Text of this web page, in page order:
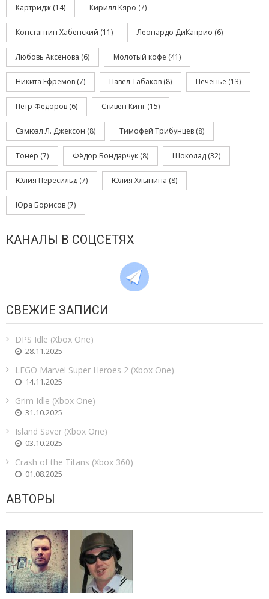
Картридж (14) Кирилл Кяро (7)
Константин Хабенский (11) Леонардо ДиКаприо (6)
Любовь Аксенова (6) Молотый кофе (41)
Никита Ефремов (7) Павел Табаков (8) Печенье (13)
Пётр Фёдоров (6) Стивен Кинг (15)
Сэмюэл Л. Джексон (8) Тимофей Трибунцев (8)
Тонер (7) Фёдор Бондарчук (8) Шоколад (32)
Юлия Пересильд (7) Юлия Хлынина (8)
Юра Борисов (7)
КАНАЛЫ В СОЦСЕТЯХ
СВЕЖИЕ ЗАПИСИ
DPS Idle (Xbox One)
28.11.2025
LEGO Marvel Super Heroes 2 (Xbox One)
14.11.2025
Grim Idle (Xbox One)
31.10.2025
Island Saver (Xbox One)
03.10.2025
Crash of the Titans (Xbox 360)
01.08.2025
АВТОРЫ